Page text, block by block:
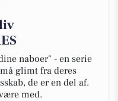
naboer" - en serie
glimt fra deres
de er en del af.
med.